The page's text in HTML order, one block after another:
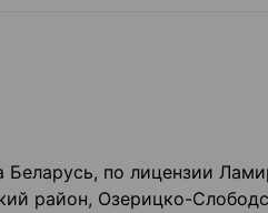
по лицензии
район, Озерицко-